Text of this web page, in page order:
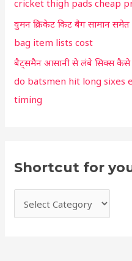
cricket thigh pads cheap
वुमन क्रिकेट किट बैग सामान
bag item lists cost
बैट्समैन आसानी से लंबे सिक्स कैसे
do batsmen hit long
timing
Shortcut for